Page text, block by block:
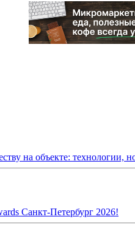
на объекте: технологии,
Санкт-Петербург 2026!